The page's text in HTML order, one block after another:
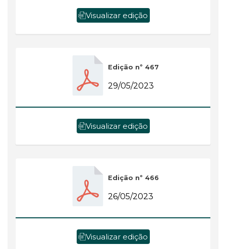
Visualizar edição
Edição nº 467
29/05/2023
Visualizar edição
Edição nº 466
26/05/2023
Visualizar edição